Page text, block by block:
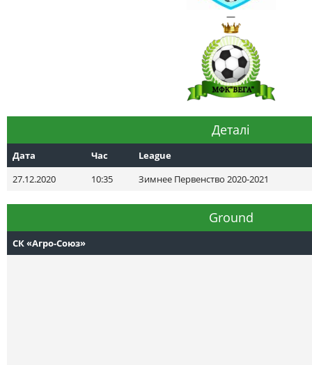
—
Деталі
Дата Час
League
27.12.2020
10:35 Зимнее Первенство 2020-2021
Ground
СК «Агро-Союз»